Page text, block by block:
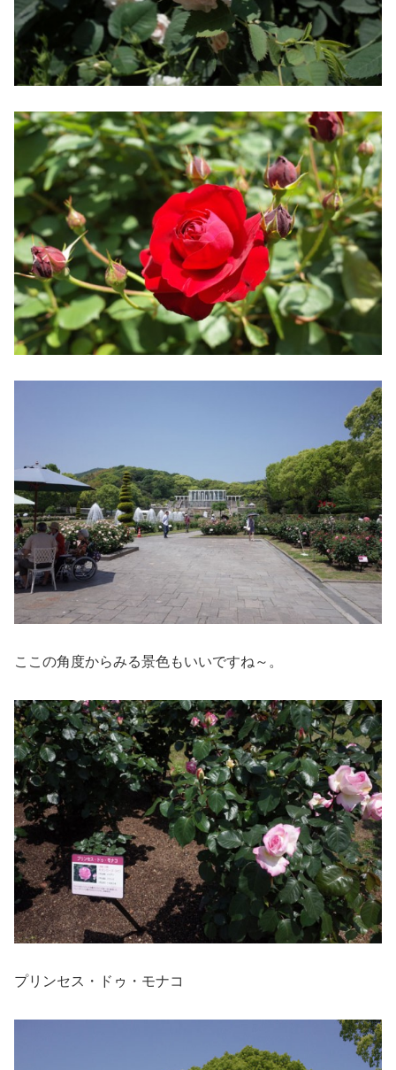
ここの角度からみる景色もいいですね～。
プリンセス・ドゥ・モナコ